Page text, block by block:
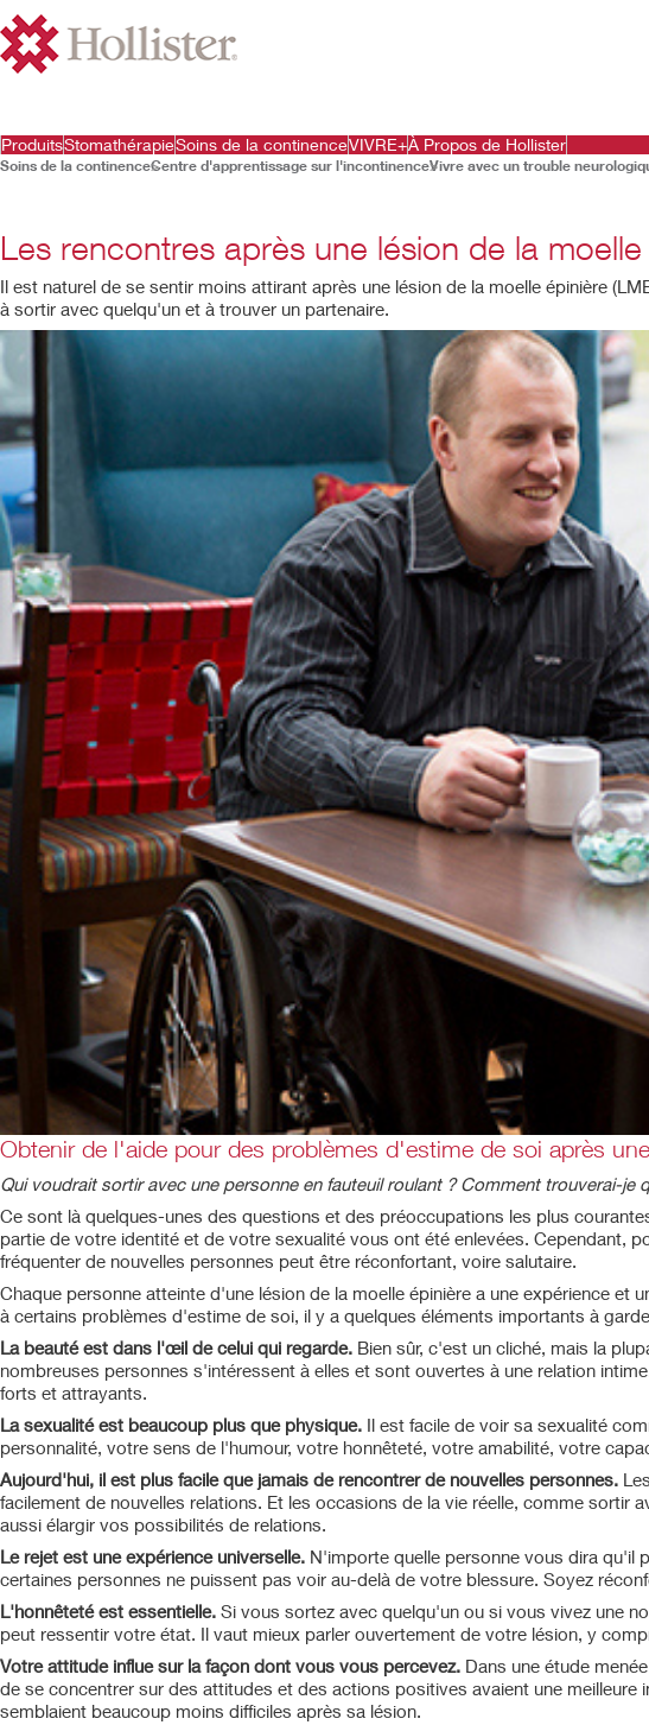
ProduitsStomathérapieSoins de la continenceVIVRE+À Propos de Hollister
Soins de la continenceCentre d'apprentissage sur l'incontinenceVivre avec un trouble
Les rencontres après une lésion de la
Il est naturel de se sentir moins attirant après une lésion de la moelle épinière
à sortir avec quelqu'un et à trouver un partenaire.
Obtenir de l'aide pour des problèmes d'estime de soi après
Qui voudrait sortir avec une personne en fauteuil roulant ? Comment trouverai-
Ce sont là quelques-unes des questions et des préoccupations les plus
partie de votre identité et de votre sexualité vous ont été enlevées. Cependant,
fréquenter de nouvelles personnes peut être réconfortant, voire salutaire.
Chaque personne atteinte d'une lésion de la moelle épinière a une expérience
à certains problèmes d'estime de soi, il y a quelques éléments importants à
La beauté est dans l'œil de celui qui regarde. Bien sûr, c'est un cliché, mais la
nombreuses personnes s'intéressent à elles et sont ouvertes à une relation
forts et attrayants.
La sexualité est beaucoup plus que physique. Il est facile de voir sa sexualité
personnalité, votre sens de l'humour, votre honnêteté, votre amabilité, votre
Aujourd'hui, il est plus facile que jamais de rencontrer de nouvelles personnes.
facilement de nouvelles relations. Et les occasions de la vie réelle, comme
aussi élargir vos possibilités de relations.
Le rejet est une expérience universelle. N'importe quelle personne vous dira qu'il
certaines personnes ne puissent pas voir au-delà de votre blessure. Soyez
L'honnêteté est essentielle. Si vous sortez avec quelqu'un ou si vous vivez une
peut ressentir votre état. Il vaut mieux parler ouvertement de votre lésion, y
Votre attitude influe sur la façon dont vous vous percevez. Dans une étude
de se concentrer sur des attitudes et des actions positives avaient une
semblaient beaucoup moins difficiles après sa lésion.